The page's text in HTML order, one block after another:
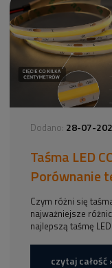
Dodano: 28-07-
Taśma LED
Porównanie
Czym różni się
najważniejsze
najlepszą taśmę
czytaj całość